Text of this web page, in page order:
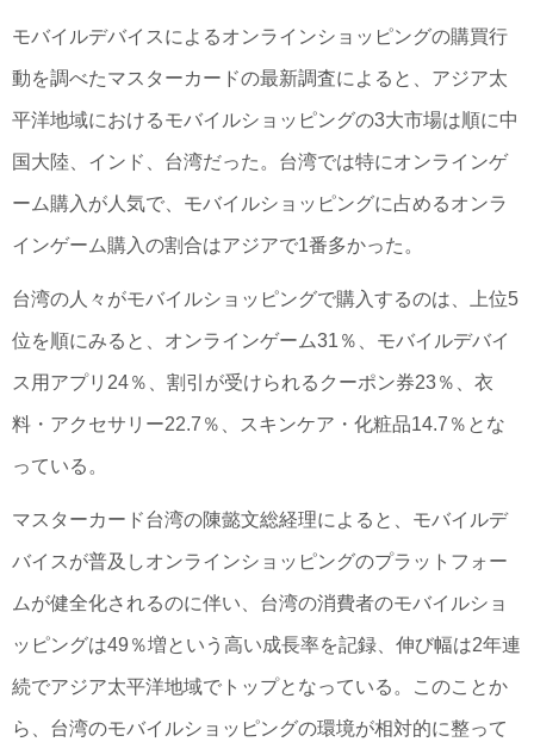
モバイルデバイスによるオンラインショッピングの購買行
動を調べたマスターカードの最新調査によると、アジア太
平洋地域におけるモバイルショッピングの3大市場は順に中
国大陸、インド、台湾だった。台湾では特にオンラインゲ
ーム購入が人気で、モバイルショッピングに占めるオンラ
インゲーム購入の割合はアジアで1番多かった。
台湾の人々がモバイルショッピングで購入するのは、上位5
位を順にみると、オンラインゲーム31％、モバイルデバイ
ス用アプリ24％、割引が受けられるクーポン券23％、衣
料・アクセサリー22.7％、スキンケア・化粧品14.7％とな
っている。
マスターカード台湾の陳懿文総経理によると、モバイルデ
バイスが普及しオンラインショッピングのプラットフォー
ムが健全化されるのに伴い、台湾の消費者のモバイルショ
ッピングは49％増という高い成長率を記録、伸び幅は2年連
続でアジア太平洋地域でトップとなっている。このことか
ら、台湾のモバイルショッピングの環境が相対的に整って